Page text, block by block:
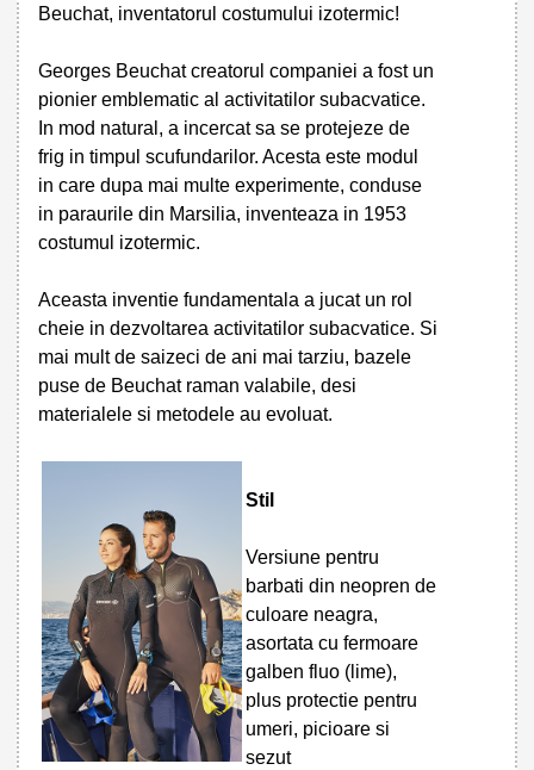
Beuchat, inventatorul costumului izotermic!
Georges Beuchat creatorul companiei a fost un
pionier emblematic al activitatilor subacvatice.
In mod natural, a incercat sa se protejeze de
frig in timpul scufundarilor. Acesta este modul
in care dupa mai multe experimente, conduse
in paraurile din Marsilia, inventeaza in 1953
costumul izotermic.
Aceasta inventie fundamentala a jucat un rol
cheie in dezvoltarea activitatilor subacvatice. Si
mai mult de saizeci de ani mai tarziu, bazele
puse de Beuchat raman valabile, desi
materialele si metodele au evoluat.
Stil
Versiune pentru
barbati din neopren de
culoare neagra,
asortata cu fermoare
galben fluo (lime),
plus protectie pentru
umeri, picioare si
sezut